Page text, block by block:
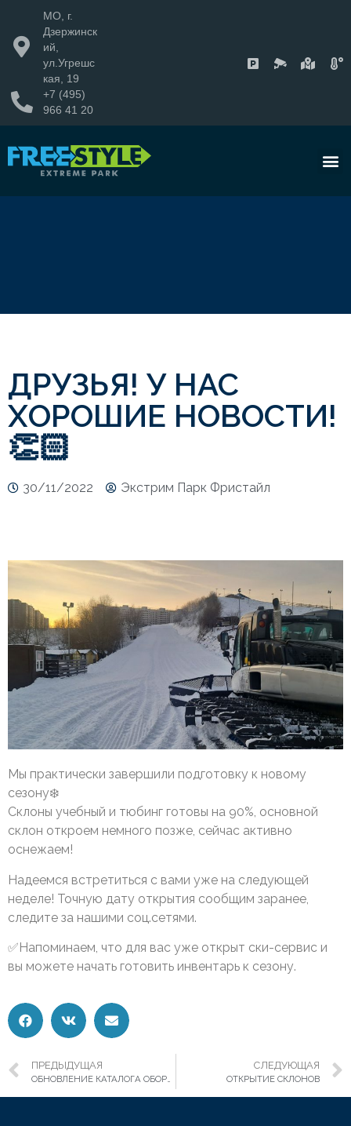
МО, г.
Дзержинск
ий,
ул.Угрешс
кая, 19
+7 (495)
966 41 20
ДРУЗЬЯ! У НАС
ХОРОШИЕ НОВОСТИ!
👏🏻
30/11/2022 Экстрим Парк Фристайл
Мы практически завершили подготовку к новому
сезону❄️
Склоны учебный и тюбинг готовы на 90%, основной
склон откроем немного позже, сейчас активно
оснежаем!
Надеемся встретиться с вами уже на следующей
неделе! Точную дату открытия сообщим заранее,
следите за нашими соц.сетями.
✅Напоминаем, что для вас уже открыт ски-сервис и
вы можете начать готовить инвентарь к сезону.
ПРЕДЫДУЩАЯ
ОБНОВЛЕНИЕ КАТАЛОГА ОБОРУДОВАНИЯ ВЕЙКПАРКА
СЛЕДУЮЩАЯ
ОТКРЫТИЕ СКЛОНОВ